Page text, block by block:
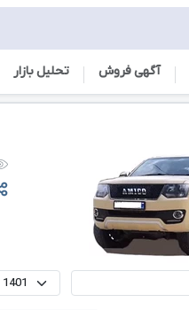
آگهی فروش تحلیل بازار